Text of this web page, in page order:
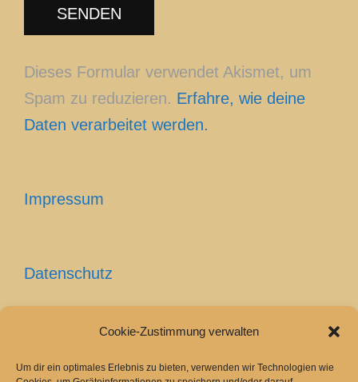
Cookie-Zustimmung verwalten
Um dir ein optimales Erlebnis zu bieten, verwenden wir Technologien wie
Dieses Formular verwendet Akismet, um
Spam zu reduzieren. Erfahre, wie deine
Daten verarbeitet werden.
Impressum
Datenschutz